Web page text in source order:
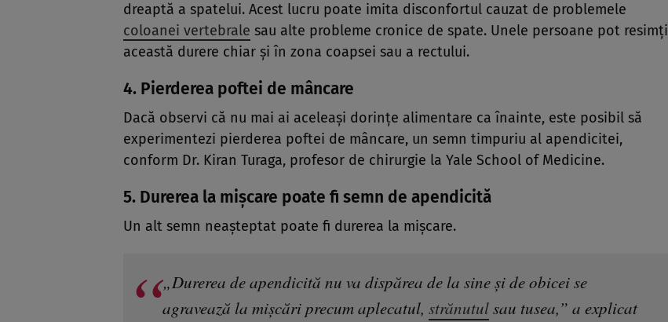
dreaptă a spatelui. Acest lucru poate imita disconfortul cauzat de problemele
coloanei vertebrale sau alte probleme cronice de spate. Unele persoane pot resimți
această durere chiar și în zona coapsei sau a rectului.
4. Pierderea poftei de mâncare
Dacă observi că nu mai ai aceleași dorințe alimentare ca înainte, este posibil să
experimentezi pierderea poftei de mâncare, un semn timpuriu al apendicitei,
conform Dr. Kiran Turaga, profesor de chirurgie la Yale School of Medicine.
5. Durerea la mișcare poate fi semn de apendicită
Un alt semn neașteptat poate fi durerea la mișcare.
„Durerea de apendicită nu va dispărea de la sine și de obicei se
agravează la mișcări precum aplecatul, strănutulsau tusea,” a explicat